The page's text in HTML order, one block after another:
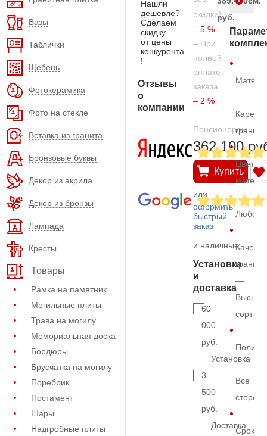
Вазы
Таблички
Щебень
Фотокерамика
Фото на стекле
Вставка из гранита
Бронзовые буквы
Декор из акрила
Декор из бронзы
Лампада
Кресты
Товары
Рамка на памятник
Могильные плиты
Трава на могилу
Мемориальная доска
Бордюры
Брусчатка на могилу
Поребрик
Постамент
Шары
Надгробные плиты
Нашли
дешевле?
Сделаем
скидку
от цены
конкурента
!
Отзывы
о
компании
скидки)
– 5 %
– При
полной
оплате
заказа
– 2 %
–
Пенсионерам
362.100
Купить
или
оформить
быстрый
заказ
и наличные
Установка
и
доставка
60
000
руб.
Установка
3
500
руб.
Доставка
руб.
—
гранит
Цвет
—
Любой
гранита
—
Высший
сорт
—
Все
Срок